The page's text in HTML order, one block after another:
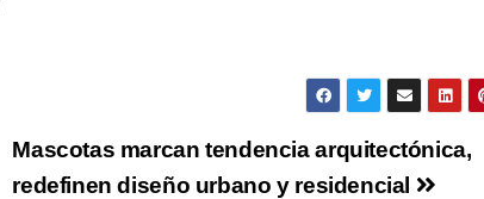
Mascotas marcan tendencia arquitectónica,
redefinen diseño urbano y residencial